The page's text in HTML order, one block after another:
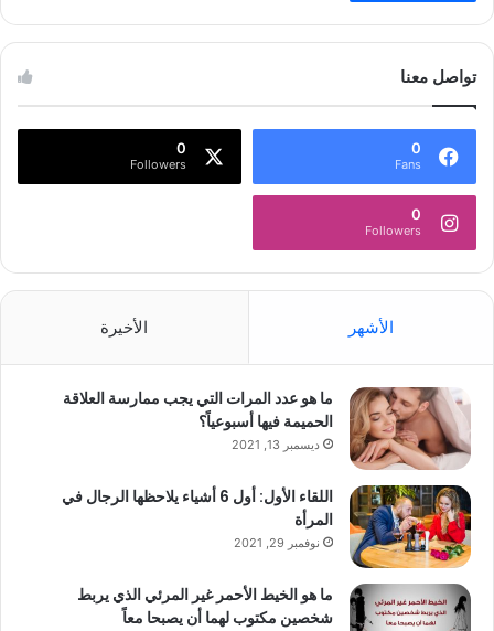
تواصل معنا
0
Fans
0
Followers
0
Followers
الأشهر الأخيرة
ما هو عدد المرات التي يجب ممارسة العلاقة
الحميمة فيها أسبوعياً؟
ديسمبر 13, 2021
اللقاء الأول: أول 6 أشياء يلاحظها الرجال في
المرأة
نوفمبر 29, 2021
ما هو الخيط الأحمر غير المرئي الذي يربط
شخصين مكتوب لهما أن يصبحا معاً